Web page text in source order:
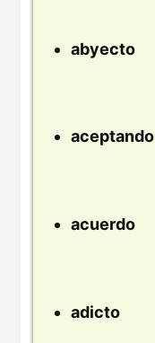
abyecto
aceptando
acuerdo
adicto